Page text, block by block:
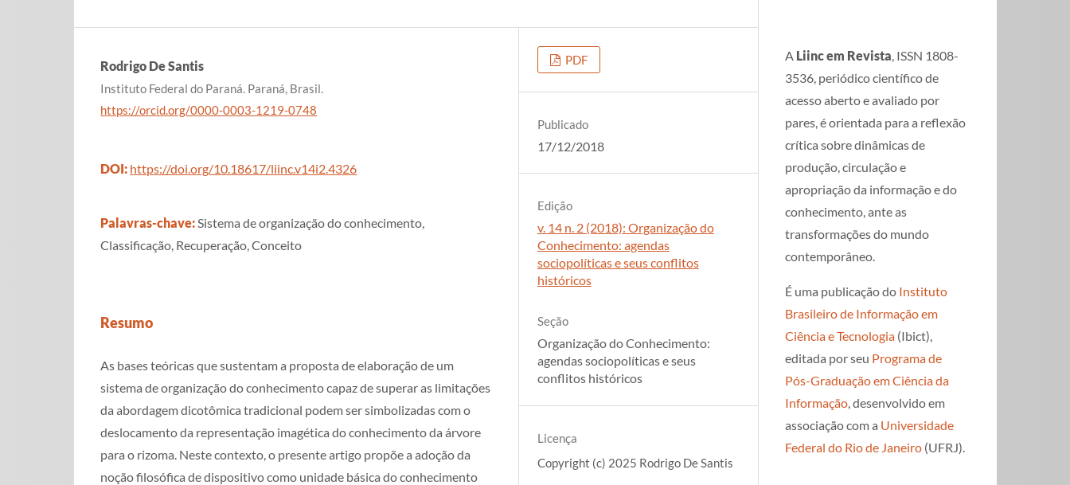
Rodrigo De Santis
Instituto Federal do Paraná. Paraná, Brasil.
https://orcid.org/0000-0003-1219-0748
DOI: https://doi.org/10.18617/liinc.v14i2.4326
Palavras-chave:Sistema de organização do conhecimento,
Classificação, Recuperação, Conceito
Resumo
As bases teóricas que sustentam a proposta de elaboração de um
sistema de organização do conhecimento capaz de superar as limitações
da abordagem dicotômica tradicional podem ser simbolizadas com o
deslocamento da representação imagética do conhecimento da árvore
para o rizoma. Neste contexto, o presente artigo propõe a adoção da
noção filosófica de dispositivo como unidade básica do conhecimento
PDF
Publicado
17/12/2018
Edição
v. 14 n. 2 (2018): Organização do
Conhecimento: agendas
sociopolíticas e seus conflitos
históricos
Seção
Organização do Conhecimento:
agendas sociopolíticas e seus
conflitos históricos
Licença
Copyright (c) 2025 Rodrigo De Santis
A Liinc em Revista, ISSN 1808-
3536, periódico científico de
acesso aberto e avaliado por
pares, é orientada para a reflexão
crítica sobre dinâmicas de
produção, circulação e
apropriação da informação e do
conhecimento, ante as
transformações do mundo
contemporâneo.
É uma publicação do Instituto
Brasileiro de Informação em
Ciência e Tecnologia (Ibict),
editada por seu Programa de
Pós-Graduação em Ciência da
Informação, desenvolvido em
associação com a Universidade
Federal do Rio de Janeiro (UFRJ).